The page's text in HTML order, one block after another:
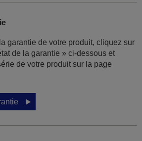
garantie de votre produit, cliquez sur
de la garantie » ci-dessous et
de votre produit sur la page